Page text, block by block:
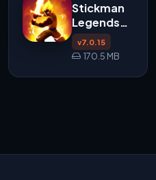
Stickman
Legends
APK
v7.0.15
170.5 MB